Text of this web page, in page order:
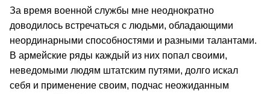
За время военной службы мне неоднократно
доводилось встречаться с людьми, обладающими
неординарными способностями и разными талантами.
В армейские ряды каждый из них попал своими,
неведомыми людям штатским путями, долго искал
себя и применение своим, подчас неожиданным